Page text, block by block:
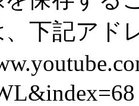
下記アド